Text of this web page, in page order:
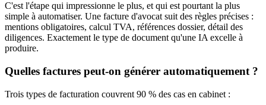
C'est l'étape qui impressionne le plus, et qui est pourtant la plus
simple à automatiser. Une facture d'avocat suit des règles précises :
mentions obligatoires, calcul TVA, références dossier, détail des
diligences. Exactement le type de document qu'une IA excelle à
produire.
Quelles factures peut-on générer automatiquement ?
Trois types de facturation couvrent 90 % des cas en cabinet :